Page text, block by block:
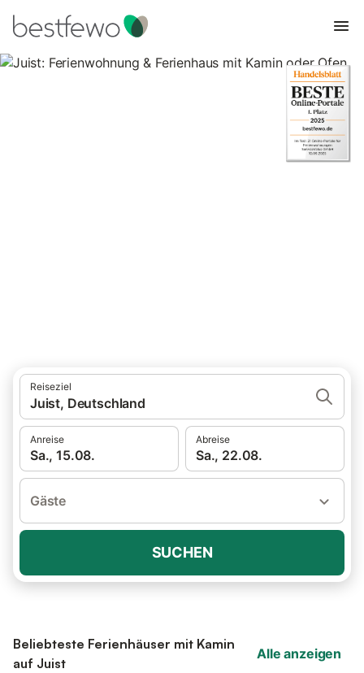
Reiseziel
Juist, Deutschland
Anreise
Sa., 15.08.
Abreise
Sa., 22.08.
Gäste
SUCHEN
Beliebteste Ferienhäuser mit Kamin
auf Juist
Alle anzeigen